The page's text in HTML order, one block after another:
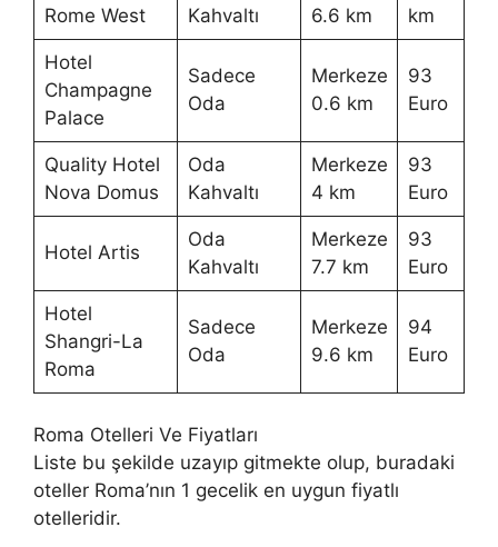
Rome West
Kahvaltı
6.6 km
km
Hotel
Champagne
Palace
Sadece
Oda
Merkeze
0.6 km
93
Euro
Quality Hotel
Nova Domus
Oda
Kahvaltı
Merkeze
4 km
93
Euro
Hotel Artis
Oda
Kahvaltı
Merkeze
7.7 km
93
Euro
Hotel
Shangri-La
Roma
Sadece
Oda
Merkeze
9.6 km
94
Euro
Roma Otelleri Ve Fiyatları
Liste bu şekilde uzayıp gitmekte olup, buradaki
oteller Roma’nın 1 gecelik en uygun fiyatlı
otelleridir.